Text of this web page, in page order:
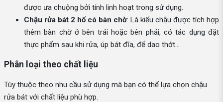
được ưa chuộng bởi tính linh hoạt trong sử dụng.
Chậu rửa bát 2 hố có bàn chờ: Là kiểu chậu được tích hợp
thêm bàn chờ ở bên trái hoặc bên phải, có tác dụng đặt
thực phẩm sau khi rửa, úp bát đĩa, để dao thớt...
Phân loại theo chất liệu
Tùy thuộc theo nhu cầu sử dụng mà bạn có thể lựa chọn chậu
rửa bát với chất liệu phù hợp.